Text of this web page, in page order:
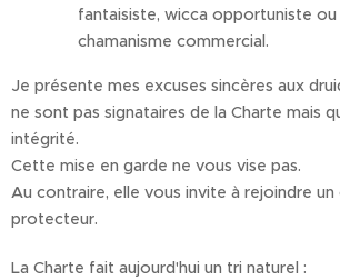
fantaisiste, wicca opportuniste
chamanisme commercial.
Je présente mes excuses sincères aux
ne sont pas signataires de la Charte mais
intégrité.
Cette mise en garde ne vous vise pas.
Au contraire, elle vous invite à rejoindre un
protecteur.
La Charte fait aujourd'hui un tri naturel :